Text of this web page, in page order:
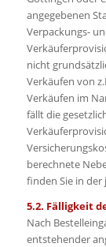
angegebenen
Verpackungs-
nicht
Verkäufen von
Verkäufen im
fällt die
berechnete
finden Sie in der
5.2. Fälligkeit
Nach
entstehender